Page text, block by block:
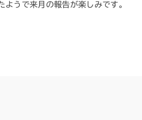
うで来月の報告が楽しみです。